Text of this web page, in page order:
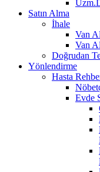
Satın Alma
İhale
Van
Van
Doğrudan
Yönlendirme
Hasta
Evde